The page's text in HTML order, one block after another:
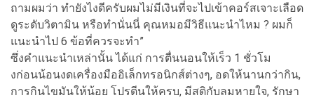
ถามผมว่า ทำยังไงดีครับผมไม่มีเงินที่จะไปเข้าคอร์สเจาะเลือด
ดูระดับวิตามิน หรือทำนั่นนี่ คุณหมอมีวิธีแนะนำไหม ? ผมก็
แนะนำไป 6 ข้อที่ควรจะทำ”
ซึ่งคำแนะนำเหล่านั้น ได้แก่ การตื่นนอนให้เร็ว 1 ชั่วโม
งก่อนน้อนงดเครื่องมืออิเล็กทรอนิกส์ต่างๆ, อดให้นานกว่ากิน,
การกินไขมันให้น้อย โปรตีนให้ครบ, มีสติกับลมหายใจ, รักษา